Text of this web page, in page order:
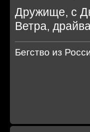
Дружище, с
Ветра,
Бегство из